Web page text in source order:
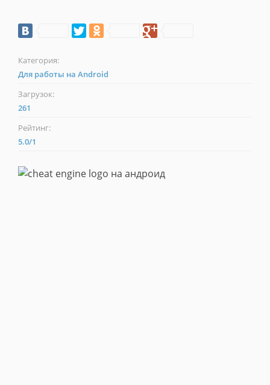
Категория:
Для работы на Android
Загрузок:
261
Рейтинг:
5.0/1